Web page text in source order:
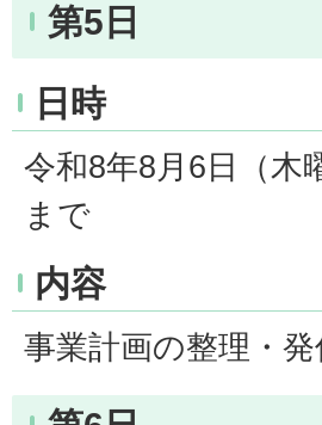
第5日
日時
令和8年8月6日（木
まで
内容
事業計画の整理・発